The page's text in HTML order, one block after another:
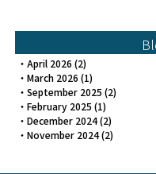
・ April 2026 (2)
・ March 2026 (1)
・ September 2025 (2)
・ February 2025 (1)
・ December 2024(2)
・ November 2024(2)